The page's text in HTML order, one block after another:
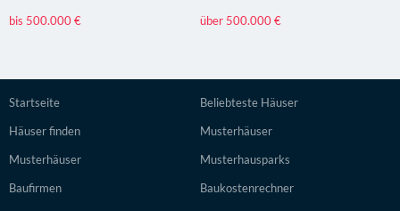
bis 500.000 €
über 500.000 €
Startseite
Häuser finden
Musterhäuser
Baufirmen
Beliebteste Häuser
Musterhäuser
Musterhausparks
Baukostenrechner